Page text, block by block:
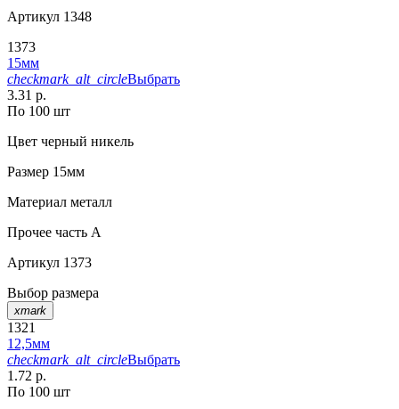
Артикул 1348
1373
15мм
checkmark_alt_circleВыбрать
3.31 р.
По 100 шт
Цвет черный никель
Размер 15мм
Материал металл
Прочее часть A
Артикул 1373
Выбор размера
xmark
1321
12,5мм
checkmark_alt_circleВыбрать
1.72 р.
По 100 шт